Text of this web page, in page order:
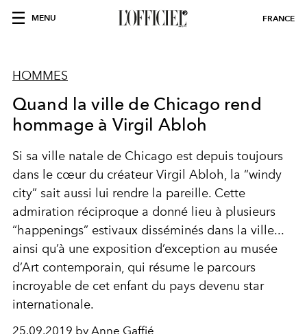
MENU FRANCE
HOMMES
Quand la ville de Chicago rend
hommage à Virgil Abloh
Si sa ville natale de Chicago est depuis toujours
dans le cœur du créateur Virgil Abloh, la “windy
city” sait aussi lui rendre la pareille. Cette
admiration réciproque a donné lieu à plusieurs
“happenings” estivaux disséminés dans la ville...
ainsi qu’à une exposition d’exception au musée
d’Art contemporain, qui résume le parcours
incroyable de cet enfant du pays devenu star
internationale.
25.09.2019 by Anne Gaffié